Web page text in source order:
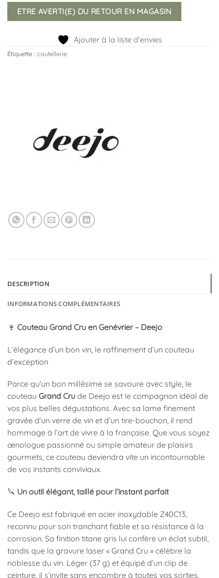
ETRE AVERTI(E) DU RETOUR EN MAGASIN
Ajouter à la liste d’envies
Étiquette : coutellerie
DESCRIPTION
INFORMATIONS COMPLÉMENTAIRES
🍷 Couteau Grand Cru en Genévrier – Deejo
L’élégance d’un bon vin, le raffinement d’un couteau
d’exception
Parce qu’un bon millésime se savoure avec style, le
couteau Grand Cru de Deejo est le compagnon idéal de
vos plus belles dégustations. Avec sa lame finement
gravée d’un verre de vin et d’un tire-bouchon, il rend
hommage à l’art de vivre à la française. Que vous soyez
œnologue passionné ou simple amateur de plaisirs
gourmets, ce couteau deviendra vite un incontournable
de vos instants conviviaux.
🔪 Un outil élégant, taillé pour l’instant parfait
Ce Deejo est fabriqué en acier inoxydable Z40C13,
reconnu pour son tranchant fiable et sa résistance à la
corrosion. Sa finition titane gris lui confère un éclat subtil,
tandis que la gravure laser « Grand Cru » célèbre la
noblesse du vin. Léger (37 g) et équipé d’un clip de
ceinture, il s’invite sans encombre à toutes vos sorties,